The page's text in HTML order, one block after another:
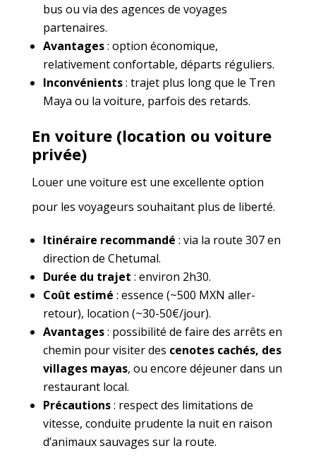
bus ou via des agences de voyages
partenaires.
Avantages: option économique,
relativement confortable, départs réguliers.
Inconvénients: trajet plus long que le Tren
Maya ou la voiture, parfois des retards.
En voiture (location ou voiture
privée)
Louer une voiture est une excellente option
pour les voyageurs souhaitant plus de liberté.
Itinéraire recommandé : via la route 307 en
direction de Chetumal.
Durée du trajet : environ 2h30.
Coût estimé : essence (~500 MXN aller-
retour), location (~30-50€/jour).
Avantages: possibilité de faire des arrêts en
chemin pour visiter des cenotes cachés, des
villages mayas, ou encore déjeuner dans un
restaurant local.
Précautions: respect des limitations de
vitesse, conduite prudente la nuit en raison
d’animaux sauvages sur la route.